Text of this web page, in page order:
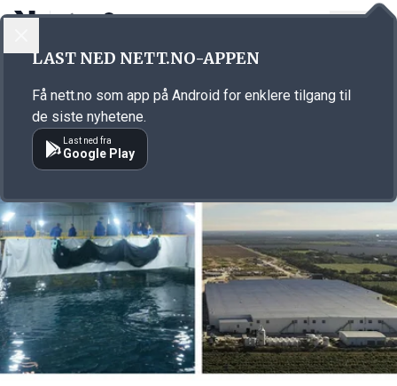
Annonsørinnhold
LAST NED NETT.NO-APPEN
Få nett.no som app på Android for enklere tilgang til
de siste nyhetene.
Last ned fra
Google Play